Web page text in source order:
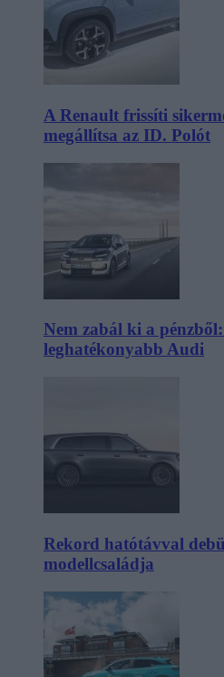
A Renault frissíti
megállítsa az ID. Polót
Nem zabál ki a
leghatékonyabb Audi
Rekord hatótávval
modellcsaládja